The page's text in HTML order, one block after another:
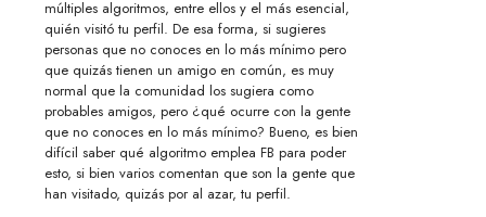
múltiples algoritmos, entre ellos y el más esencial,
quién visitó tu perfil. De esa forma, si sugieres
personas que no conoces en lo más mínimo pero
que quizás tienen un amigo en común, es muy
normal que la comunidad los sugiera como
probables amigos, pero ¿qué ocurre con la gente
que no conoces en lo más mínimo? Bueno, es bien
difícil saber qué algoritmo emplea FB para poder
esto, si bien varios comentan que son la gente que
han visitado, quizás por al azar, tu perfil.